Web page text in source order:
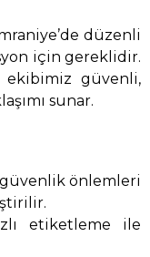
düzenli
için gereklidir.
güvenli,
sunar.
önlemleri
etiketleme ile